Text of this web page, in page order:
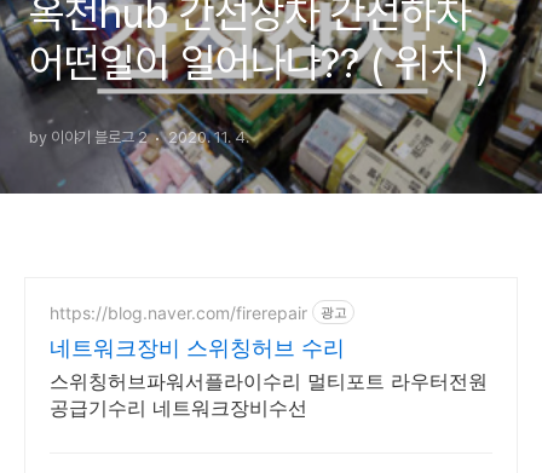
옥천hub 간선상차 간선하차
어떤일이 일어나나?? ( 위치 )
by 이야기 블로그 2 2020. 11. 4.
https://blog.naver.com/firerepair 광고
네트워크장비 스위칭허브 수리
스위칭허브파워서플라이수리 멀티포트 라우터전원
공급기수리 네트워크장비수선